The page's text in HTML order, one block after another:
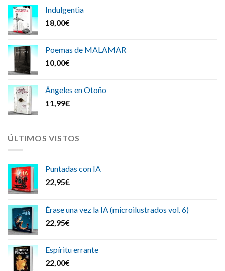
Indulgentia
18,00€
Poemas de MALAMAR
10,00€
Ángeles en Otoño
11,99€
ÚLTIMOS VISTOS
Puntadas con IA
22,95€
Érase una vez la IA (microilustrados vol. 6)
22,95€
Espíritu errante
22,00€